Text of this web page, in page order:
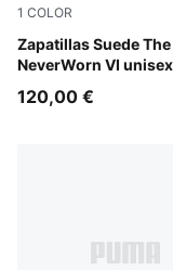
1 COLOR
Zapatillas Suede The
NeverWorn VI unisex
Vapor Gray-PUMA
120,00 €